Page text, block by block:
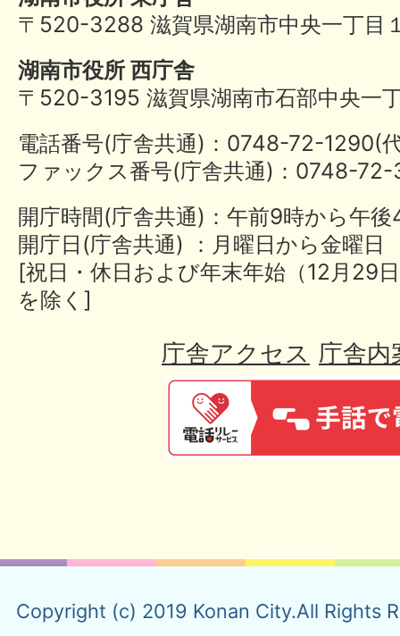
〒520-3288 滋賀県湖南市中央一丁目
湖南市役所 西庁舎
〒520-3195 滋賀県湖南市石部中央一
電話番号(庁舎共通)：0748-72-
ファックス番号(庁舎共通)：0748-
開庁時間(庁舎共通)：午前9時から午
開庁日(庁舎共通) ：月曜日から金曜日
[祝日・休日および年末年始（12月29
を除く]
庁舎アクセス 庁舎内
Copyright (c) 2019 Konan City.All Rights